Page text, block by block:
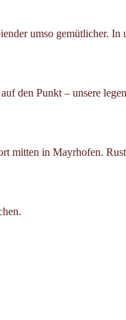
umso gemütlicher.
den Punkt – unsere
mitten in Mayrhofen.